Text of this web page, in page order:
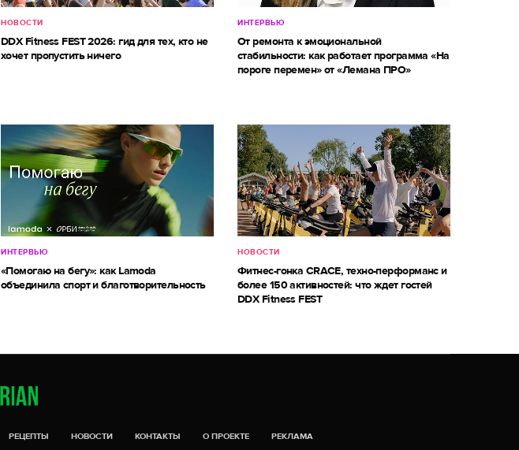
НОВОСТИ
DDX Fitness FEST 2026: гид для тех, кто не
хочет пропустить ничего
ИНТЕРВЬЮ
От ремонта к эмоциональной
стабильности: как работает программа «На
пороге перемен» от «Лемана ПРО»
ИНТЕРВЬЮ
«Помогаю на бегу»: как Lamoda
объединила спорт и благотворительность
НОВОСТИ
Фитнес-гонка CRACE, техно-перформанс и
более 150 активностей: что ждет гостей
DDX Fitness FEST
РЕЦЕПТЫ НОВОСТИ КОНТАКТЫ О ПРОЕКТЕ РЕКЛАМА